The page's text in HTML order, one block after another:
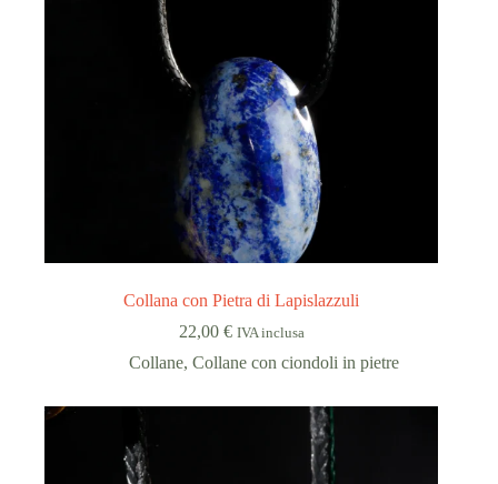
Collana con Pietra di Lapislazzuli
22,00 € IVA inclusa
Collane, Collane con ciondoli in pietre